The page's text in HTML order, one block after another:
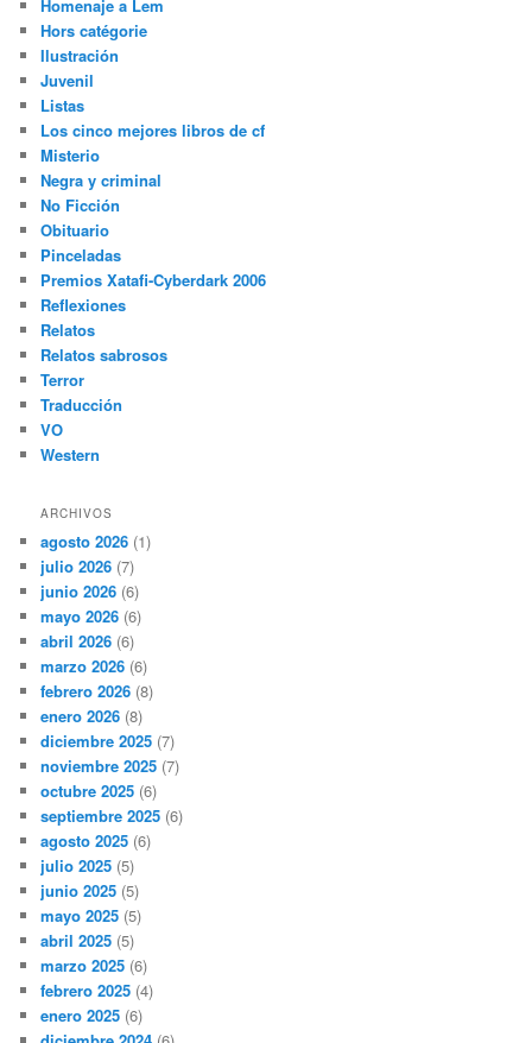
Homenaje a Lem
Hors catégorie
Ilustración
Juvenil
Listas
Los cinco mejores libros de cf
Misterio
Negra y criminal
No Ficción
Obituario
Pinceladas
Premios Xatafi-Cyberdark 2006
Reflexiones
Relatos
Relatos sabrosos
Terror
Traducción
VO
Western
ARCHIVOS
agosto 2026 (1)
julio 2026 (7)
junio 2026 (6)
mayo 2026 (6)
abril 2026 (6)
marzo 2026 (6)
febrero 2026 (8)
enero 2026 (8)
diciembre 2025 (7)
noviembre 2025 (7)
octubre 2025 (6)
septiembre 2025 (6)
agosto 2025 (6)
julio 2025 (5)
junio 2025 (5)
mayo 2025 (5)
abril 2025 (5)
marzo 2025 (6)
febrero 2025 (4)
enero 2025 (6)